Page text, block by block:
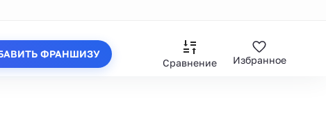
ФРАНШИЗУ
Сравнение Избранное